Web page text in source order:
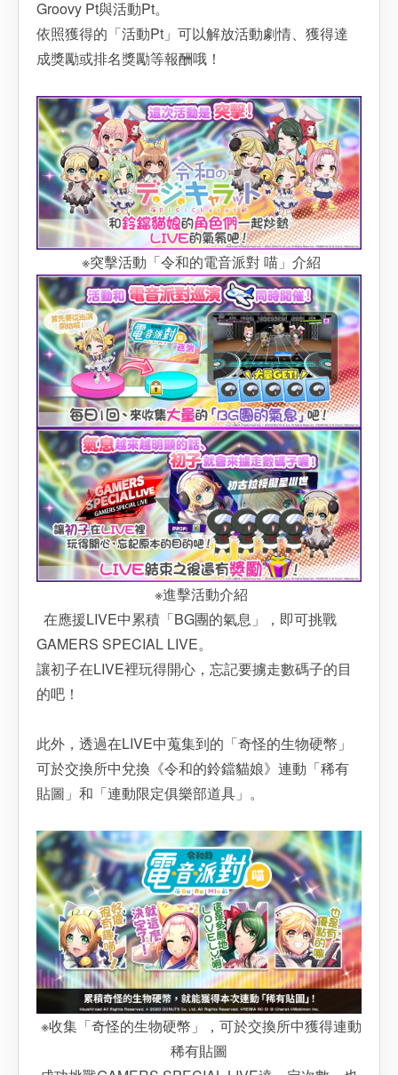
Groovy Pt與活動Pt。
依照獲得的「活動Pt」可以解放活動劇情、獲得達
成獎勵或排名獎勵等報酬哦！
※突擊活動「令和的電音派對 喵」介紹
※進擊活動介紹
在應援LIVE中累積「BG團的氣息」，即可挑戰
GAMERS SPECIAL LIVE。
讓初子在LIVE裡玩得開心，忘記要擄走數碼子的目
的吧！
此外，透過在LIVE中蒐集到的「奇怪的生物硬幣」
可於交換所中兌換《令和的鈴鐺貓娘》連動「稀有
貼圖」和「連動限定俱樂部道具」。
※收集「奇怪的生物硬幣」，可於交換所中獲得連動
稀有貼圖